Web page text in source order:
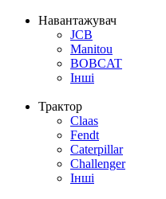
Навантажувач
JCB
Manitou
BOBCAT
Інші
Трактор
Claas
Fendt
Caterpillar
Challenger
Інші